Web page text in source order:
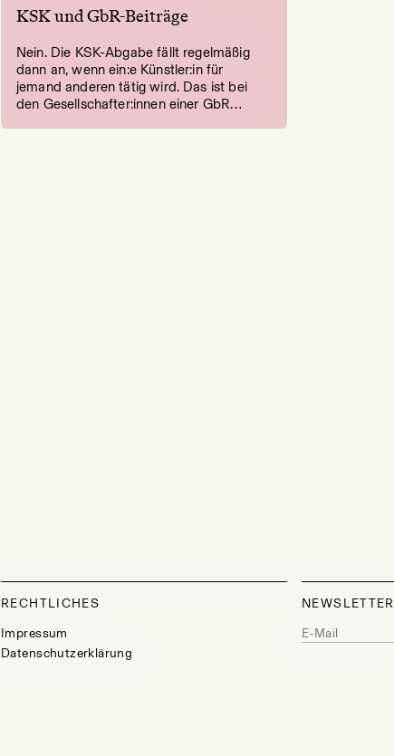
KSK und GbR-Beiträge
Nein. Die KSK-Abgabe fällt regelmäßig
dann an, wenn ein:e Künstler:in für
jemand anderen tätig wird. Das ist bei
den Gesellschafter:innen einer GbR…
RECHTLICHES
Impressum
Datenschutzerklärung
NEWSLETTER